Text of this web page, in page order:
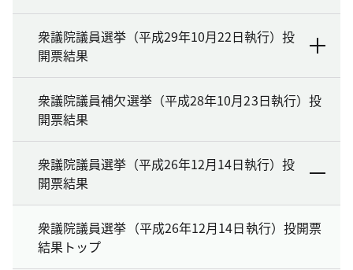
衆議院議員選挙（平成29年10月22日執行）投
開票結果
衆議院議員補欠選挙（平成28年10月23日執行）投
開票結果
衆議院議員選挙（平成26年12月14日執行）投
開票結果
衆議院議員選挙（平成26年12月14日執行）投開票
結果トップ